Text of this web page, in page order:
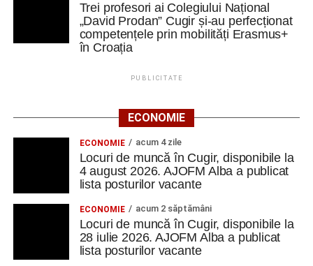
Trei profesori ai Colegiului Național
„David Prodan” Cugir și-au perfecționat
competențele prin mobilități Erasmus+
în Croația
PUBLICITATE
ECONOMIE
ECONOMIE acum 4 zile
Locuri de muncă în Cugir, disponibile la
4 august 2026. AJOFM Alba a publicat
lista posturilor vacante
ECONOMIE acum 2 săptămâni
Locuri de muncă în Cugir, disponibile la
28 iulie 2026. AJOFM Alba a publicat
lista posturilor vacante